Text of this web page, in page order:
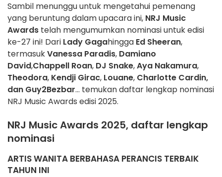
Sambil menunggu untuk mengetahui pemenang
yang beruntung dalam upacara ini, NRJ Music
Awards telah mengumumkan nominasi untuk edisi
ke-27 ini! Dari Lady Gagahingga Ed Sheeran,
termasukVanessa Paradis, Damiano
David,Chappell Roan, DJ Snake,Aya Nakamura,
Theodora, Kendji Girac, Louane, Charlotte Cardin,
dan Guy2Bezbar... temukan daftar lengkap nominasi
NRJ Music Awards edisi 2025.
NRJ Music Awards 2025, daftar lengkap
nominasi
ARTIS WANITA BERBAHASA PERANCIS TERBAIK
TAHUN INI